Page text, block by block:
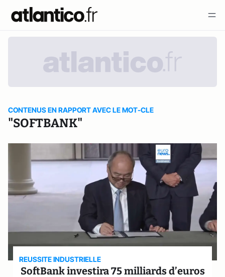
CONTENUS EN RAPPORT AVEC LE MOT-CLE
"SOFTBANK"
REUSSITE INDUSTRIELLE
SoftBank investira 75 milliards d’euros